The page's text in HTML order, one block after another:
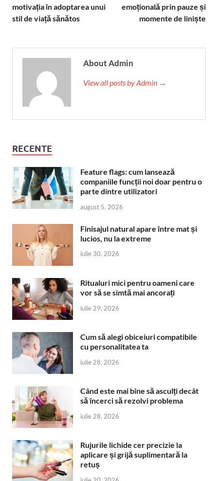
motivația în adoptarea unui
stil de viață sănătos
emoțională prin pauze și
momente de liniște
About Admin
View all posts by Admin →
RECENTE
Feature flags: cum lansează
companiile funcții noi doar pentru o
parte dintre utilizatori
august 5, 2026
Finisajul natural apare între mat și
lucios, nu la extreme
iulie 30, 2026
Ritualuri mici pentru oameni care
vor să se simtă mai ancorați
iulie 29, 2026
Cum să alegi obiceiuri compatibile
cu personalitatea ta
iulie 28, 2026
Când este mai bine să asculți decât
să încerci să rezolvi problema
iulie 28, 2026
Rujurile lichide cer precizie la
aplicare și grijă suplimentară la
retuș